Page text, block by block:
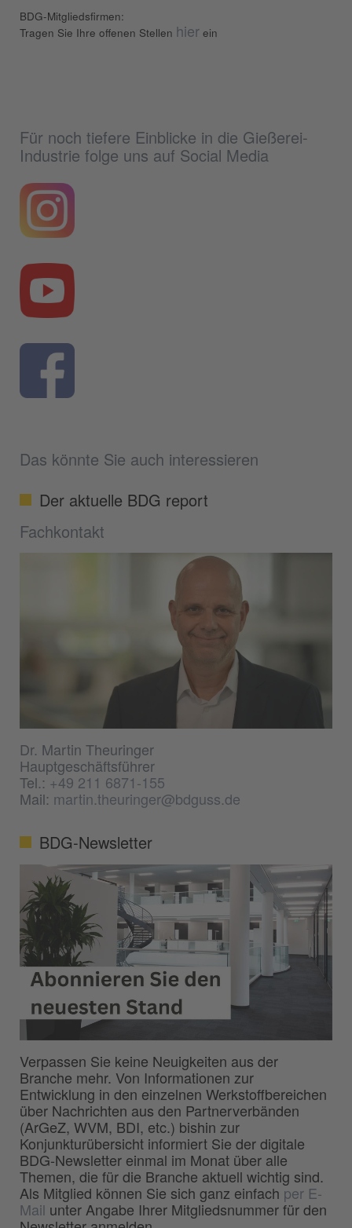
BDG-Mitgliedsfirmen:
Tragen Sie Ihre offenen Stellen hier ein
Für noch tiefere Einblicke in die Gießerei-
Industrie folge uns auf Social Media
Das könnte Sie auch interessieren
Der aktuelle BDG report
Fachkontakt
Dr. Martin Theuringer
Hauptgeschäftsführer
Tel.:+49 211 6871-155
Mail: martin.theuringer@bdguss.de
BDG-Newsletter
Verpassen Sie keine Neuigkeiten aus der
Branche mehr. Von Informationen zur
Entwicklung in den einzelnen Werkstoffbereichen
über Nachrichten aus den Partnerverbänden
(ArGeZ, WVM, BDI, etc.) bishin zur
Konjunkturübersicht informiert Sie der digitale
BDG-Newsletter einmal im Monat über alle
Themen, die für die Branche aktuell wichtig sind.
Als Mitglied können Sie sich ganz einfach per E-
Mail unter Angabe Ihrer Mitgliedsnummer für den